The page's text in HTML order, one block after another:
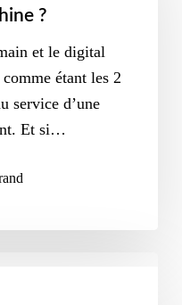
?
et le digital
étant les 2
service d’une
Et si…